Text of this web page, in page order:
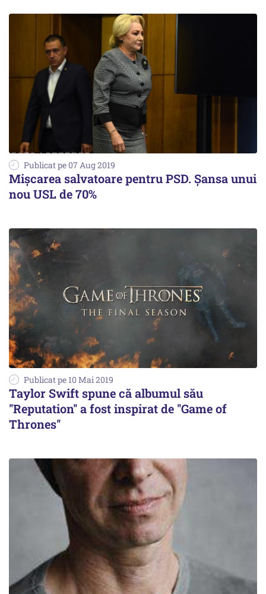
Publicat pe 07 Aug 2019
Mișcarea salvatoare pentru PSD. Șansa unui
nou USL de 70%
Publicat pe 10 Mai 2019
Taylor Swift spune că albumul său
''Reputation'' a fost inspirat de ''Game of
Thrones''